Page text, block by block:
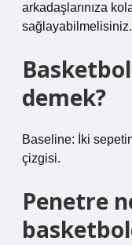
arkadaşlarınıza
sağlayabilmelisiniz.
demek?
Baseline: İki
çizgisi.
Penetre